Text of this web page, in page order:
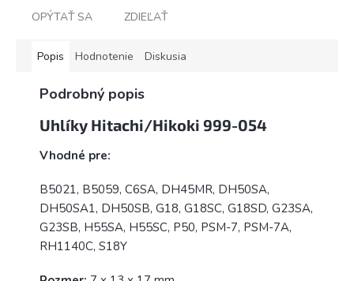
OPÝTAŤ SA ZDIEĽAŤ
Popis Hodnotenie Diskusia
Podrobný popis
Uhlíky Hitachi/Hikoki 999-054
Vhodné pre:
B5021, B5059, C6SA, DH45MR, DH50SA,
DH50SA1, DH50SB, G18, G18SC, G18SD, G23SA,
G23SB, H55SA, H55SC, P50, PSM-7, PSM-7A,
RH1140C, S18Y